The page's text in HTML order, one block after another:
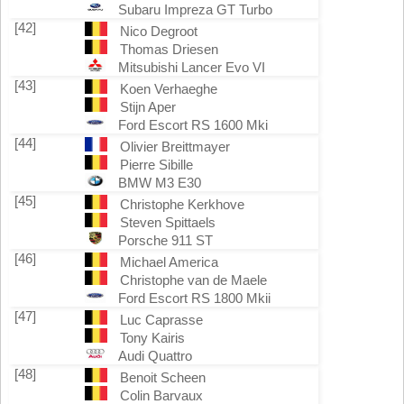
Subaru Impreza GT Turbo
[42]
Nico Degroot
Thomas Driesen
Mitsubishi Lancer Evo VI
[43]
Koen Verhaeghe
Stijn Aper
Ford Escort RS 1600 Mki
[44]
Olivier Breittmayer
Pierre Sibille
BMW M3 E30
[45]
Christophe Kerkhove
Steven Spittaels
Porsche 911 ST
[46]
Michael America
Christophe van de Maele
Ford Escort RS 1800 Mkii
[47]
Luc Caprasse
Tony Kairis
Audi Quattro
[48]
Benoit Scheen
Colin Barvaux